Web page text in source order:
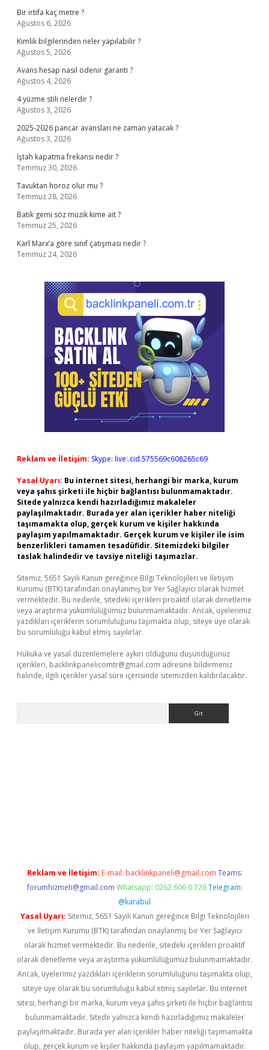
Bir irtifa kaç metre ?
Ağustos 6, 2026
Kimlik bilgilerinden neler yapılabilir ?
Ağustos 5, 2026
Avans hesap nasıl ödenir garanti ?
Ağustos 4, 2026
4 yüzme stili nelerdir ?
Ağustos 3, 2026
2025-2026 pancar avansları ne zaman yatacak ?
Ağustos 3, 2026
İştah kapatma frekansı nedir ?
Temmuz 30, 2026
Tavuktan horoz olur mu ?
Temmuz 28, 2026
Batık gemi söz müzik kime ait ?
Temmuz 25, 2026
Karl Marx’a göre sınıf çatışması nedir ?
Temmuz 24, 2026
Reklam ve İletişim: Skype: live:.cid.575569c608265c69
Yasal Uyarı: Bu internet sitesi, herhangi bir marka, kurum
veya şahıs şirketi ile hiçbir bağlantısı bulunmamaktadır.
Sitede yalnızca kendi hazırladığımız makaleler
paylaşılmaktadır. Burada yer alan içerikler haber niteliği
taşımamakta olup, gerçek kurum ve kişiler hakkında
paylaşım yapılmamaktadır. Gerçek kurum ve kişiler ile isim
benzerlikleri tamamen tesadüfidir. Sitemizdeki bilgiler
taslak halindedir ve tavsiye niteliği taşımazlar.
Sitemiz, 5651 Sayılı Kanun gereğince Bilgi Teknolojileri ve İletişim
Kurumu (BTK) tarafından onaylanmış bir Yer Sağlayıcı olarak hizmet
vermektedir. Bu nedenle, sitedeki içerikleri proaktif olarak denetleme
veya araştırma yükümlülüğümüz bulunmamaktadır. Ancak, üyelerimiz
yazdıkları içeriklerin sorumluluğunu taşımakta olup, siteye üye olarak
bu sorumluluğu kabul etmiş sayılırlar.
Hukuka ve yasal düzenlemelere aykırı olduğunu düşündüğünüz
içerikleri, backlinkpanelicomtr@gmail.com adresine bildirmeniz
halinde, ilgili içerikler yasal süre içerisinde sitemizden kaldırılacaktır.
Reklam ve İletişim: E-mail: backlinkpaneli@gmail.com Teams:
forumhizmeti@gmail.com Whatsapp: 0262 606 0 726 Telegram:
@karabul
Yasal Uyarı: Sitemiz, 5651 Sayılı Kanun gereğince Bilgi Teknolojileri
ve İletişim Kurumu (BTK) tarafından onaylanmış bir Yer Sağlayıcı
olarak hizmet vermektedir. Bu nedenle, sitedeki içerikleri proaktif
olarak denetleme veya araştırma yükümlülüğümüz bulunmamaktadır.
Ancak, üyelerimiz yazdıkları içeriklerin sorumluluğunu taşımakta olup,
siteye üye olarak bu sorumluluğu kabul etmiş sayılırlar. Bu internet
sitesi, herhangi bir marka, kurum veya şahıs şirketi ile hiçbir bağlantısı
bulunmamaktadır. Sitede yalnızca kendi hazırladığımız makaleler
paylaşılmaktadır. Burada yer alan içerikler haber niteliği taşımamakta
olup, gerçek kurum ve kişiler hakkında paylaşım yapılmamaktadır.